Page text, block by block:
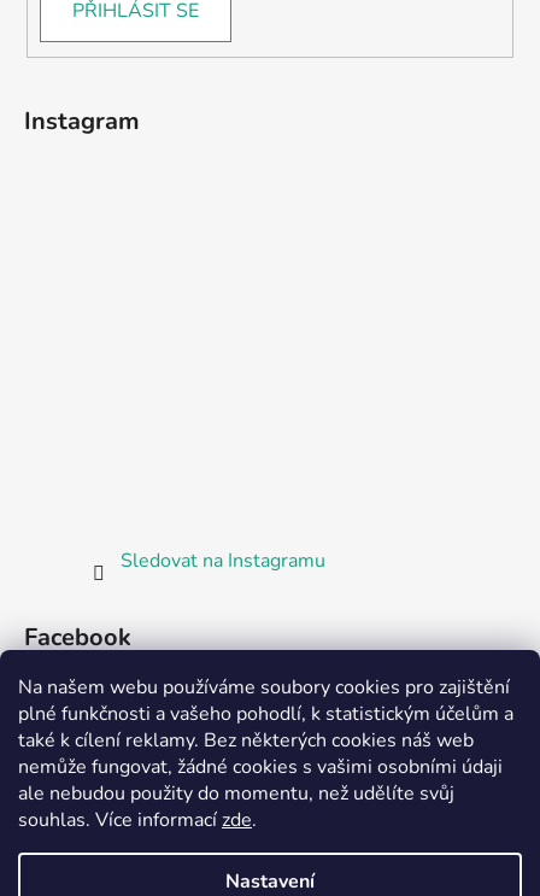
Na našem webu používáme soubory cookies pro zajištění
plné funkčnosti a vašeho pohodlí, k statistickým účelům a
také k cílení reklamy. Bez některých cookies náš web
nemůže fungovat, žádné cookies s vašimi osobními údaji
ale nebudou použity do momentu, než udělíte svůj
souhlas. Více informacízde.
Nastavení
PŘIHLÁSIT SE
Instagram
Sledovat na Instagramu
Facebook
Partnerská prodejna Barefoot Plzeň